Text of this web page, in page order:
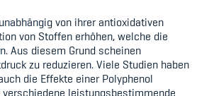
von ihrer antioxidativen
von Stoffen erhöhen, welche die
Aus diesem Grund scheinen
zu reduzieren. Viele Studien haben
die Effekte einer Polyphenol
leistungsbestimmende